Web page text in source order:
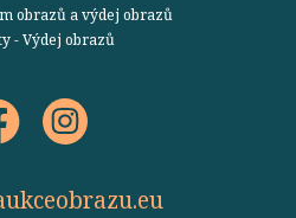
obrazů a výdej obrazů
- Výdej obrazů